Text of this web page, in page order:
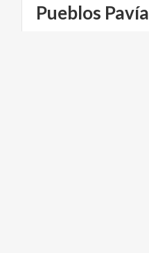
Pueblos Pavía